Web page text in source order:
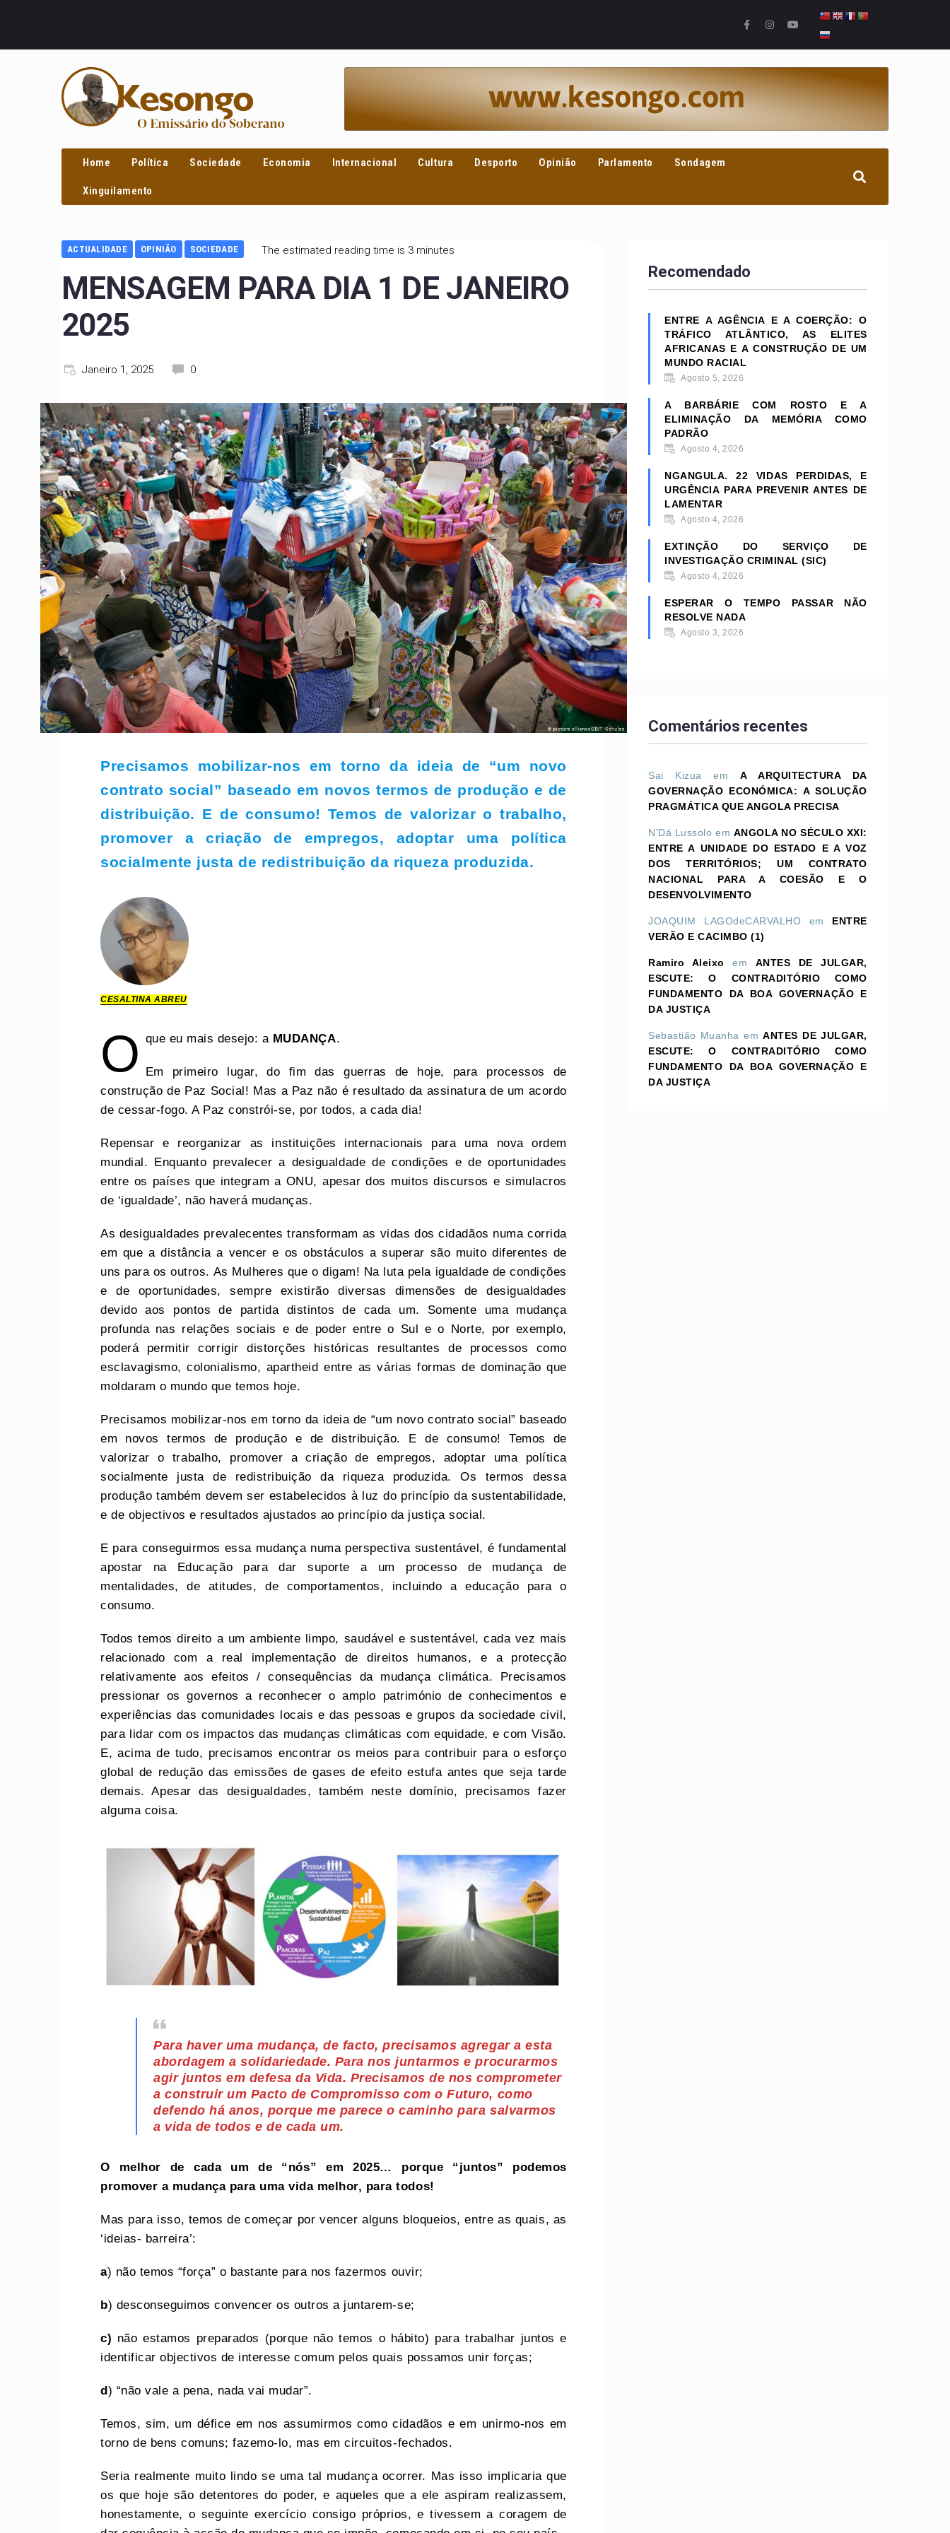
Home Política Sociedade Economia Internacional Cultura Desporto Opinião Parlamento Sondagem
Xinguilamento
ACTUALIDADE OPINIÃO SOCIEDADE The estimated reading time is 3 minutes
MENSAGEM PARA DIA 1 DE JANEIRO
2025
Janeiro 1, 2025 0
Precisamos mobilizar-nos em torno da ideia de “um novo
contrato social” baseado em novos termos de produção e de
distribuição. E de consumo! Temos de valorizar o trabalho,
promover a criação de empregos, adoptar uma política
socialmente justa de redistribuição da riqueza produzida.
CESALTINA ABREU
O que eu mais desejo: a MUDANÇA.
Em primeiro lugar, do fim das guerras de hoje, para processos de
construção de Paz Social! Mas a Paz não é resultado da assinatura de um acordo
de cessar-fogo. A Paz constrói-se, por todos, a cada dia!
Repensar e reorganizar as instituições internacionais para uma nova ordem
mundial. Enquanto prevalecer a desigualdade de condições e de oportunidades
entre os países que integram a ONU, apesar dos muitos discursos e simulacros
de ‘igualdade’, não haverá mudanças.
As desigualdades prevalecentes transformam as vidas dos cidadãos numa corrida
em que a distância a vencer e os obstáculos a superar são muito diferentes de
uns para os outros. As Mulheres que o digam! Na luta pela igualdade de condições
e de oportunidades, sempre existirão diversas dimensões de desigualdades
devido aos pontos de partida distintos de cada um. Somente uma mudança
profunda nas relações sociais e de poder entre o Sul e o Norte, por exemplo,
poderá permitir corrigir distorções históricas resultantes de processos como
esclavagismo, colonialismo, apartheid entre as várias formas de dominação que
moldaram o mundo que temos hoje.
Precisamos mobilizar-nos em torno da ideia de “um novo contrato social” baseado
em novos termos de produção e de distribuição. E de consumo! Temos de
valorizar o trabalho, promover a criação de empregos, adoptar uma política
socialmente justa de redistribuição da riqueza produzida. Os termos dessa
produção também devem ser estabelecidos à luz do princípio da sustentabilidade,
e de objectivos e resultados ajustados ao princípio da justiça social.
E para conseguirmos essa mudança numa perspectiva sustentável, é fundamental
apostar na Educação para dar suporte a um processo de mudança de
mentalidades, de atitudes, de comportamentos, incluindo a educação para o
consumo.
Todos temos direito a um ambiente limpo, saudável e sustentável, cada vez mais
relacionado com a real implementação de direitos humanos, e a protecção
relativamente aos efeitos / consequências da mudança climática. Precisamos
pressionar os governos a reconhecer o amplo património de conhecimentos e
experiências das comunidades locais e das pessoas e grupos da sociedade civil,
para lidar com os impactos das mudanças climáticas com equidade, e com Visão.
E, acima de tudo, precisamos encontrar os meios para contribuir para o esforço
global de redução das emissões de gases de efeito estufa antes que seja tarde
demais. Apesar das desigualdades, também neste domínio, precisamos fazer
alguma coisa.
Para haver uma mudança, de facto, precisamos agregar a esta
abordagem a solidariedade. Para nos juntarmos e procurarmos
agir juntos em defesa da Vida. Precisamos de nos comprometer
a construir um Pacto de Compromisso com o Futuro, como
defendo há anos, porque me parece o caminho para salvarmos
a vida de todos e de cada um.
O melhor de cada um de “nós” em 2025… porque “juntos” podemos
promover a mudança para uma vida melhor, para todos!
Mas para isso, temos de começar por vencer alguns bloqueios, entre as quais, as
‘ideias- barreira’:
a) não temos “força” o bastante para nos fazermos ouvir;
b) desconseguimos convencer os outros a juntarem-se;
c) não estamos preparados (porque não temos o hábito) para trabalhar juntos e
identificar objectivos de interesse comum pelos quais possamos unir forças;
d) “não vale a pena, nada vai mudar”.
Temos, sim, um défice em nos assumirmos como cidadãos e em unirmo-nos em
torno de bens comuns; fazemo-lo, mas em circuitos-fechados.
Seria realmente muito lindo se uma tal mudança ocorrer. Mas isso implicaria que
os que hoje são detentores do poder, e aqueles que a ele aspiram realizassem,
honestamente, o seguinte exercício consigo próprios, e tivessem a coragem de
Recomendado
ENTRE A AGÊNCIA E A COERÇÃO: O
TRÁFICO ATLÂNTICO, AS ELITES
AFRICANAS E A CONSTRUÇÃO DE UM
MUNDO RACIAL
Agosto 5, 2026
A BARBÁRIE COM ROSTO E A
ELIMINAÇÃO DA MEMÓRIA COMO
PADRÃO
Agosto 4, 2026
NGANGULA. 22 VIDAS PERDIDAS, E
URGÊNCIA PARA PREVENIR ANTES DE
LAMENTAR
Agosto 4, 2026
EXTINÇÃO DO SERVIÇO DE
INVESTIGAÇÃO CRIMINAL (SIC)
Agosto 4, 2026
ESPERAR O TEMPO PASSAR NÃO
RESOLVE NADA
Agosto 3, 2026
Comentários recentes
Sai Kizua emA ARQUITECTURA DA
GOVERNAÇÃO ECONÓMICA: A SOLUÇÃO
PRAGMÁTICA QUE ANGOLA PRECISA
N'Dá Lussolo em ANGOLA NO SÉCULO XXI:
ENTRE A UNIDADE DO ESTADO E A VOZ
DOS TERRITÓRIOS; UM CONTRATO
NACIONAL PARA A COESÃO E O
DESENVOLVIMENTO
JOAQUIM LAGOdeCARVALHO em ENTRE
VERÃO E CACIMBO (1)
Ramiro Aleixo em ANTES DE JULGAR,
ESCUTE: O CONTRADITÓRIO COMO
FUNDAMENTO DA BOA GOVERNAÇÃO E
DA JUSTIÇA
Sebastião Muanha emANTES DE JULGAR,
ESCUTE: O CONTRADITÓRIO COMO
FUNDAMENTO DA BOA GOVERNAÇÃO E
DA JUSTIÇA
PROCURAR